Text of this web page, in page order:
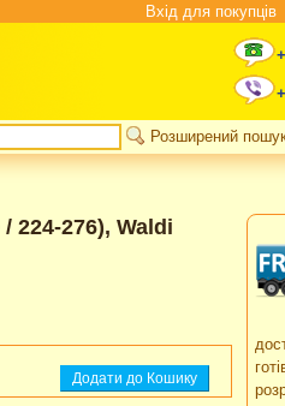
Вхід для покупців
Розширений
224-276), Waldi